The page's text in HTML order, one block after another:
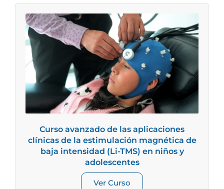
Curso avanzado de las aplicaciones
clínicas de la estimulación magnética de
baja intensidad (Li-TMS) en niños y
adolescentes
Ver Curso